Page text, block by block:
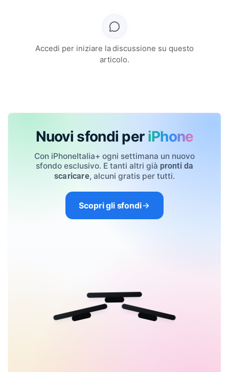
Accedi per iniziare la discussione su questo
articolo.
Nuovi sfondi per iPhone
Con iPhoneItalia+ ogni settimana un nuovo
sfondo esclusivo. E tanti altri già pronti da
scaricare, alcuni gratis per tutti.
Scopri gli sfondi